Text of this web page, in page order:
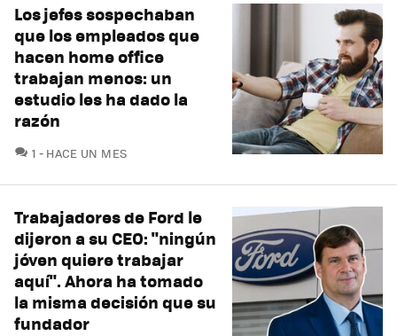
Los jefes sospechaban
que los empleados que
hacen home office
trabajan menos: un
estudio les ha dado la
razón
1 COMENTARIOS
HACE UN MES
Trabajadores de Ford le
dijeron a su CEO: "ningún
jóven quiere trabajar
aquí". Ahora ha tomado
la misma decisión que su
fundador